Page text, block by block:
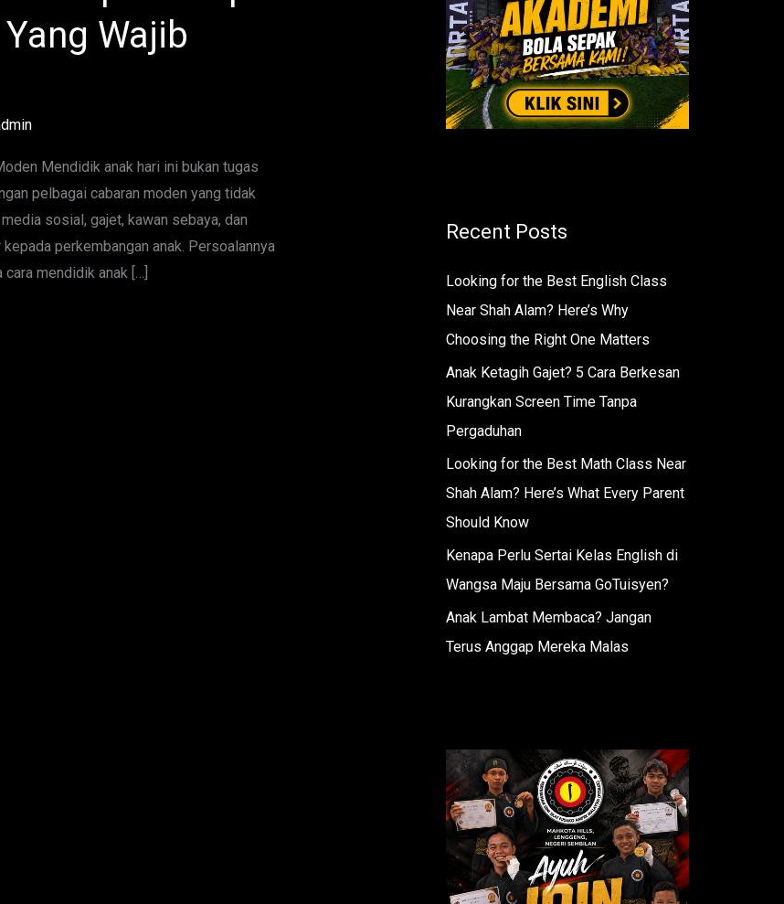
Wajib
Mendidik anak hari ini bukan tugas
pelbagai cabaran moden yang tidak
sosial, gajet, kawan sebaya, dan
perkembangan anak. Persoalannya
mendidik anak […]
:
Recent Posts
Looking for the Best English Class
Near Shah Alam? Here’s Why
Choosing the Right One Matters
Anak Ketagih Gajet? 5 Cara Berkesan
Kurangkan Screen Time Tanpa
Pergaduhan
Looking for the Best Math Class Near
Shah Alam? Here’s What Every Parent
Should Know
Kenapa Perlu Sertai Kelas English di
Wangsa Maju Bersama GoTuisyen?
Anak Lambat Membaca? Jangan
Terus Anggap Mereka Malas